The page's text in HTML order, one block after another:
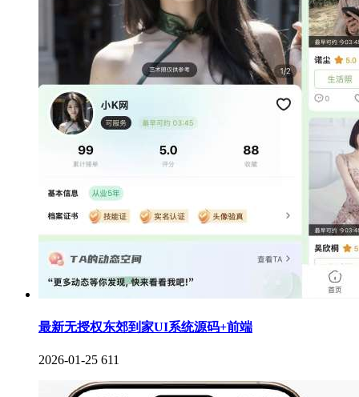
最新无授权东郊到家UI系统源码+前端
2026-01-25 611